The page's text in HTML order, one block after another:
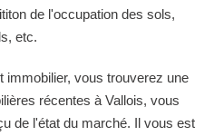
de l'occupation des sols,
etc.
immobilier, vous trouverez une
récentes à Vallois, vous
de l'état du marché. Il vous est